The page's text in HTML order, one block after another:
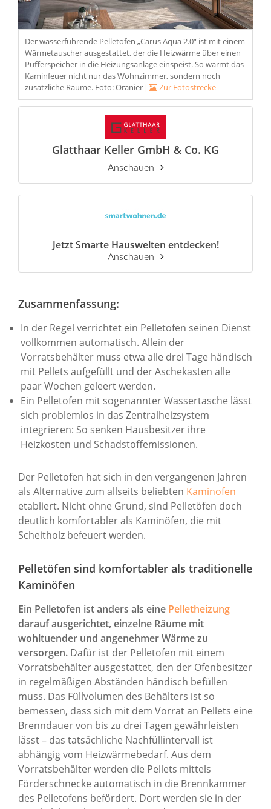
Der wasserführende Pelletofen „Carus Aqua 2.0“ ist mit einem
Wärmetauscher ausgestattet, der die Heizwärme über einen
Pufferspeicher in die Heizungsanlage einspeist. So wärmt das
Kaminfeuer nicht nur das Wohnzimmer, sondern noch
zusätzliche Räume. Foto: Oranier| Zur Fotostrecke
Glatthaar Keller GmbH & Co. KG
Anschauen
Jetzt Smarte Hauswelten entdecken!
Anschauen
Zusammenfassung:
In der Regel verrichtet ein Pelletofen seinen Dienst
vollkommen automatisch. Allein der
Vorratsbehälter muss etwa alle drei Tage händisch
mit Pellets aufgefüllt und der Aschekasten alle
paar Wochen geleert werden.
Ein Pelletofen mit sogenannter Wassertasche lässt
sich problemlos in das Zentralheizsystem
integrieren: So senken Hausbesitzer ihre
Heizkosten und Schadstoffemissionen.
Der Pelletofen hat sich in den vergangenen Jahren
als Alternative zum allseits beliebten Kaminofen
etabliert. Nicht ohne Grund, sind Pelletöfen doch
deutlich komfortabler als Kaminöfen, die mit
Scheitholz befeuert werden.
Pelletöfen sind komfortabler als traditionelle
Kaminöfen
Ein Pelletofen ist anders als eine Pelletheizung
darauf ausgerichtet, einzelne Räume mit
wohltuender und angenehmer Wärme zu
versorgen. Dafür ist der Pelletofen mit einem
Vorratsbehälter ausgestattet, den der Ofenbesitzer
in regelmäßigen Abständen händisch befüllen
muss. Das Füllvolumen des Behälters ist so
bemessen, dass sich mit dem Vorrat an Pellets eine
Brenndauer von bis zu drei Tagen gewährleisten
lässt – das tatsächliche Nachfüllintervall ist
abhängig vom Heizwärmebedarf. Aus dem
Vorratsbehälter werden die Pellets mittels
Förderschnecke automatisch in die Brennkammer
des Pelletofens befördert. Dort werden sie in der